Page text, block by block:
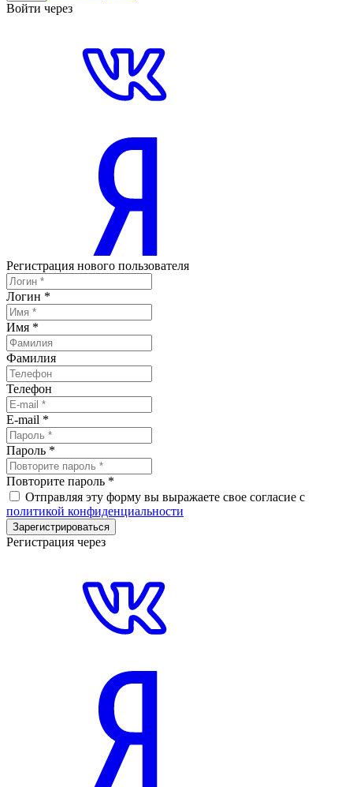
Войти через
Регистрация нового пользователя
Логин *
Имя *
Фамилия
Телефон
E-mail *
Пароль *
Повторите пароль *
Отправляя эту форму вы выражаете свое согласие с
политикой конфиденциальности
Зарегистрироваться
Регистрация через